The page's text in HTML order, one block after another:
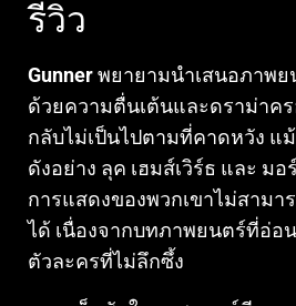
รีวิว
Gunnerพยายามนำเสนอภาพ
ด้วยความตื่นเต้นและดราม่าค
กลับไม่เป็นไปตามที่คาดหวัง แ
ดังอย่าง ลุค เฮมส์เวิร์ธ และ ม
การแสดงของพวกเขาไม่สาม
ได้ เนื่องจากบทภาพยนตร์ที่อ่
ตัวละครที่ไม่ลึกซึ้ง